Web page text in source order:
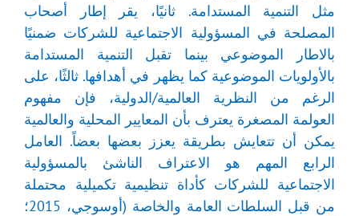
مثل التنمية المستدامة. ثانيًا، يقر إطار أصحاب
المصلحة في المسؤولية الاجتماعية للشركات ضمنيًا
بالاطار الموضوعي بينما تقبل التنمية المستدامة
بالأولويات الموضوعية كما يظهر في أهدافها. ثالثًا، على
الرغم من النظرية العالمية/الدولية، فإن مفهوم
العولمة المصغرة يعترف بأن المعايير المحلية والعالمية
يمكن أن تتعايش بطريقة يعزز بعضها بعضاً. العامل
الرابع المهم هو الاعتراف الناشئ بالمسؤولية
الاجتماعية للشركات كأداة تنظيمية تكميلية محتملة
من قبل السلطات العامة والخاصة (أوسوجي، 2015؛